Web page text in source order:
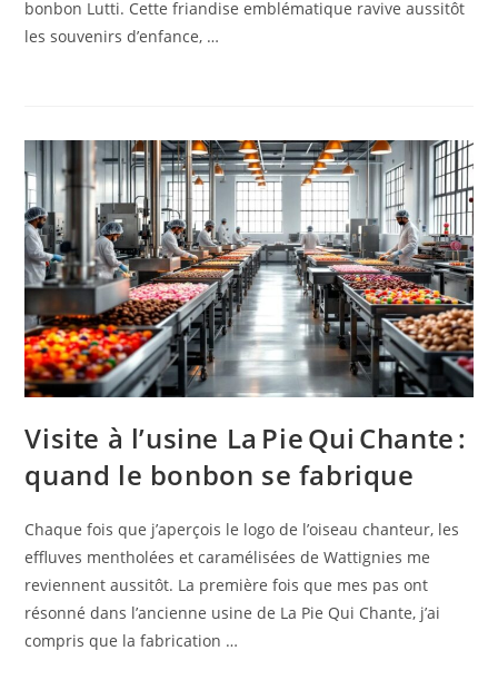
bonbon Lutti. Cette friandise emblématique ravive aussitôt
les souvenirs d’enfance, …
Visite à l’usine La Pie Qui Chante :
quand le bonbon se fabrique
Chaque fois que j’aperçois le logo de l’oiseau chanteur, les
effluves mentholées et caramélisées de Wattignies me
reviennent aussitôt. La première fois que mes pas ont
résonné dans l’ancienne usine de La Pie Qui Chante, j’ai
compris que la fabrication …